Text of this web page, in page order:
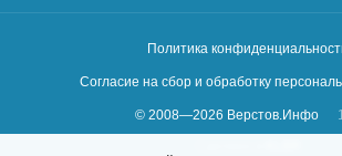
Политика
Согласие на сбор и обработку
© 2008—2026 Верстов.Инфо